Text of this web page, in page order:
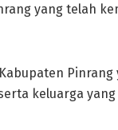
yang telah
Pinrang
keluarga